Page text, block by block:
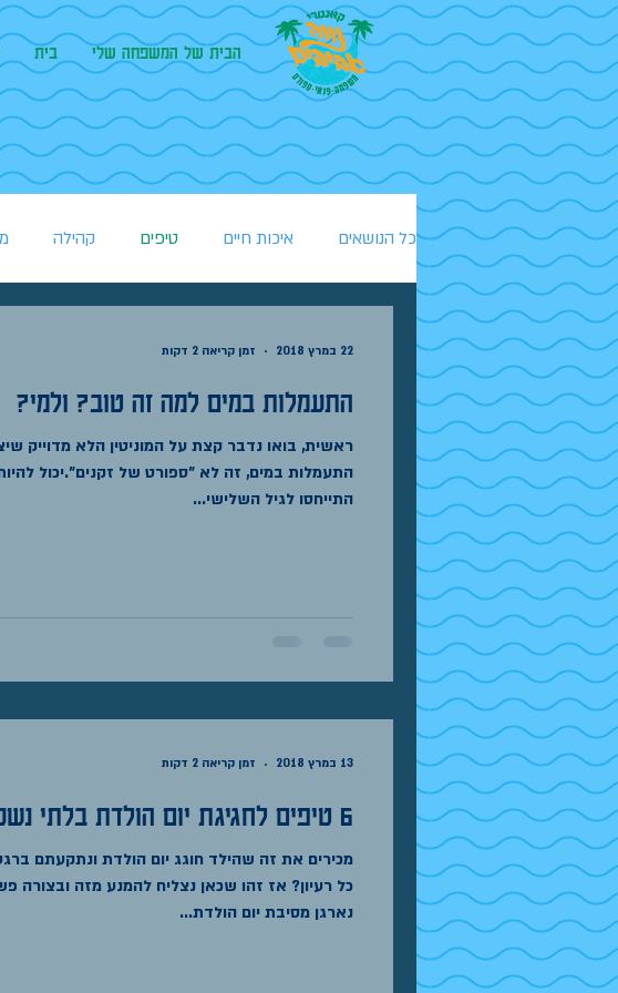
הבית של המשפחה שלי בית
כל הנושאים איכות חיים טיפים קהילה
התעמלות במים למה זה טוב? ולמי?
ראשית, בואו נדבר קצת על המוניטין הלא מדוייק
התעמלות במים, זה לא "ספורט של זקנים". יכול
התייחסו לגיל השלישי...
22 במרץ 2018 זמן קריאה 2 דקות
6 טיפים לחגיגת יום הולדת בלתי נשכחת
מכירים את זה שהילד חוגג יום הולדת ונתקעתם
כל רעיון? אז זהו שכאן נצליח להמנע מזה ובצורה
נארגן מסיבת יום הולדת...
13 במרץ 2018 זמן קריאה 2 דקות